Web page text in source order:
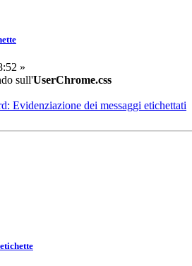
»
sull'UserChrome.css
Evidenziazione dei messaggi etichettati